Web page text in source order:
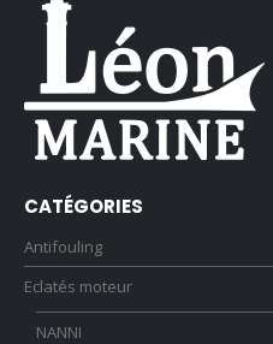
CATÉGORIES
Antifouling
Eclatés moteur
NANNI